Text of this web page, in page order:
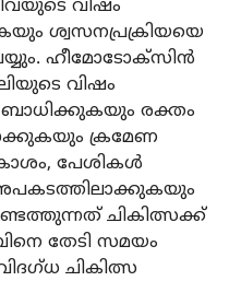
വിഷം
ശ്വസനപ്രക്രിയയെ
ഹീമോടോക്‌സിൻ
വിഷം
രക്തം
ക്രമേണ
പേശികൾ
ചികിത്സക്ക്
തേടി സമയം
ചികിത്സ